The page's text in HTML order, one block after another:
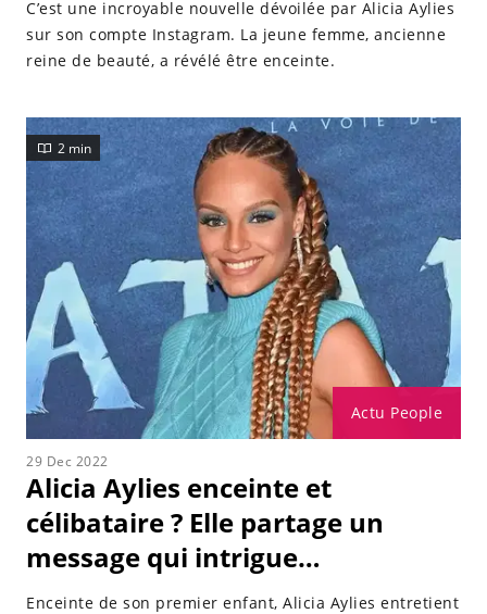
C’est une incroyable nouvelle dévoilée par Alicia Aylies
sur son compte Instagram. La jeune femme, ancienne
reine de beauté, a révélé être enceinte.
Actu People
2 min
29 Dec 2022
Alicia Aylies enceinte et
célibataire ? Elle partage un
message qui intrigue…
Enceinte de son premier enfant, Alicia Aylies entretient